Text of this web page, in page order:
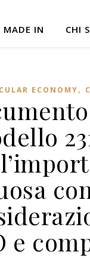
MADE IN CHI
ECONOMY,
e